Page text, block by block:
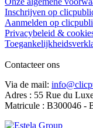
Inschrijven op
Aanmelden op
Privacybeleid &
Contacteer ons
Via de mail:
Adres : 55 Rue du
Matricule : B300046 -